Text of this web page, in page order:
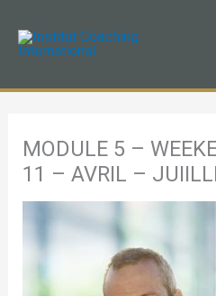
contenu
MODULE 5 –
11 – AVRIL –